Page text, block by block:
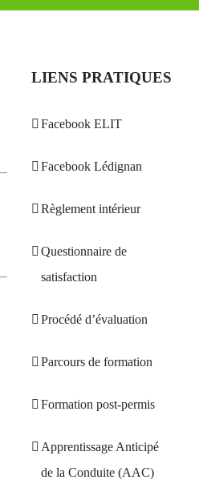
LIENS PRATIQUES
Facebook ELIT
Facebook Lédignan
Règlement intérieur
Questionnaire de
satisfaction
Procédé d’évaluation
Parcours de formation
Formation post-permis
Apprentissage Anticipé
de la Conduite (AAC)